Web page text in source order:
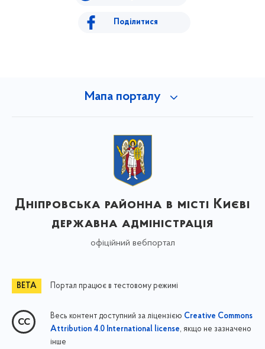
Поділитися
Мапа порталу
Дніпровська районна в місті Києві
державна адміністрація
офіційний вебпортал
Портал працює в тестовому режимі
Весь контент доступний за ліцензією Creative Commons
Attribution 4.0 International license, якщо не зазначено
інше